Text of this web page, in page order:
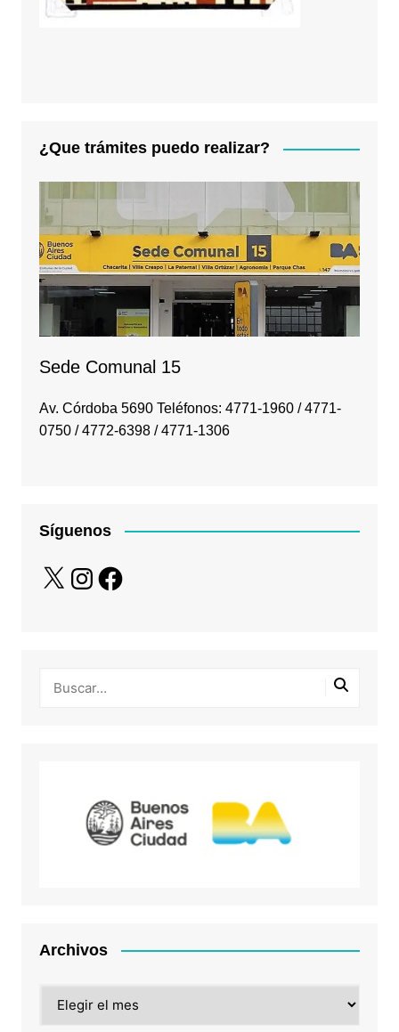
¿Que trámites puedo realizar?
Sede Comunal 15
Av. Córdoba 5690 Teléfonos: 4771-1960 / 4771-
0750 / 4772-6398 / 4771-1306
Síguenos
X InstagramFacebook
Archivos